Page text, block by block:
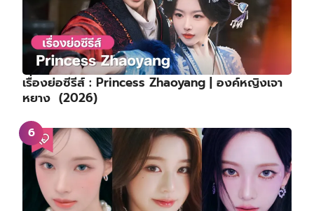
เรื่องย่อซีรีส์ : Princess Zhaoyang | องค์หญิงเจา
หยาง (2026)